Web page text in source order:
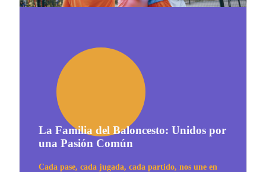
La Familia del Baloncesto: Unidos por
una Pasión Común
Cada pase, cada jugada, cada partido, nos une en